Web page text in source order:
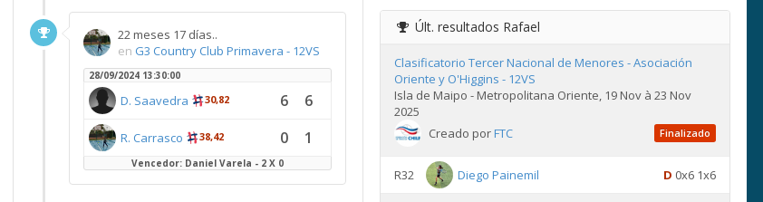
22 meses 17 días..
en G3 Country Club Primavera - 12VS
28/09/2024 13:30:00
D. Saavedra 30,82 6 6
R. Carrasco 38,42 0 1
Vencedor: Daniel Varela - 2 X 0
Últ. resultados Rafael
Clasificatorio Tercer Nacional de Menores - Asociación
Oriente y O'Higgins - 12VS
Isla de Maipo - Metropolitana Oriente, 19 Nov à 23 Nov
2025
Creado porFTC Finalizado
R32 Diego Painemil D 0x6 1x6